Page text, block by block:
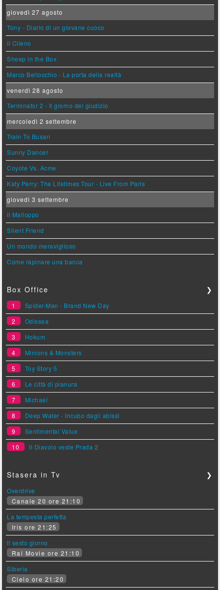
giovedì 27 agosto
Tony - Diario di un giovane cuoco
Il Cileno
Sheep in the Box
Marco Bellocchio - La porta della realtà
venerdì 28 agosto
Terminator 2 - Il giorno del giudizio
mercoledì 2 settembre
Train To Busan
Sunny Dancer
Coyote Vs. Acme
Katy Perry: The Lifetimes Tour - Live From Paris
giovedì 3 settembre
Il Malloppo
Silent Friend
Un mondo meraviglioso
Come rapinare una banca
Box Office ❯
1
Spider-Man - Brand New Day
2
Odissea
3
Hokum
4
Minions & Monsters
5
Toy Story 5
6
Le città di pianura
7
Michael
8
Deep Water - Incubo dagli abissi
9
Sentimental Value
10
Il Diavolo veste Prada 2
Stasera in Tv ❯
Overdrive
Canale 20 ore 21:10
La tempesta perfetta
Iris ore 21:25
Il sesto giorno
Rai Movie ore 21:10
Siberia
Cielo ore 21:20